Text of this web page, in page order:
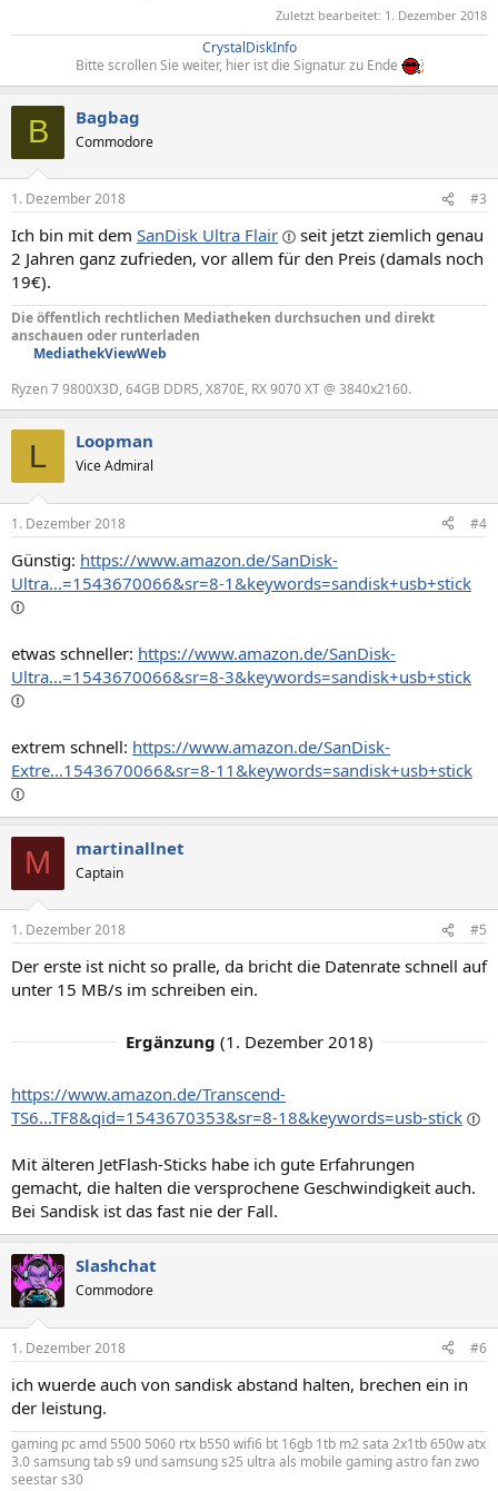
Zuletzt bearbeitet: 1. Dezember 2018
CrystalDiskInfo
Bitte scrollen Sie weiter, hier ist die Signatur zu Ende
B Bagbag
Commodore
1. Dezember 2018 #3
Ich bin mit dem SanDisk Ultra Flair
seit jetzt ziemlich genau
2 Jahren ganz zufrieden, vor allem für den Preis (damals noch
19€).
Die öffentlich rechtlichen Mediatheken durchsuchen und direkt
anschauen oder runterladen
MediathekViewWeb
Ryzen 7 9800X3D, 64GB DDR5, X870E, RX 9070 XT @ 3840x2160.
L Loopman
Vice Admiral
1. Dezember 2018 #4
Günstig: https://www.amazon.de/SanDisk-
Ultra...=1543670066&sr=8-1&keywords=sandisk+usb+stick
etwas schneller: https://www.amazon.de/SanDisk-
Ultra...=1543670066&sr=8-3&keywords=sandisk+usb+stick
extrem schnell: https://www.amazon.de/SanDisk-
Extre...1543670066&sr=8-11&keywords=sandisk+usb+stick
M martinallnet
Captain
1. Dezember 2018 #5
Der erste ist nicht so pralle, da bricht die Datenrate schnell auf
unter 15 MB/s im schreiben ein.
Ergänzung (1. Dezember 2018)
https://www.amazon.de/Transcend-
TS6...TF8&qid=1543670353&sr=8-18&keywords=usb-stick
Mit älteren JetFlash-Sticks habe ich gute Erfahrungen
gemacht, die halten die versprochene Geschwindigkeit auch.
Bei Sandisk ist das fast nie der Fall.
Slashchat
Commodore
1. Dezember 2018 #6
ich wuerde auch von sandisk abstand halten, brechen ein in
der leistung.
gaming pc amd 5500 5060 rtx b550 wifi6 bt 16gb 1tb m2 sata 2x1tb 650w atx
3.0 samsung tab s9 und samsung s25 ultra als mobile gaming astro fan zwo
seestar s30